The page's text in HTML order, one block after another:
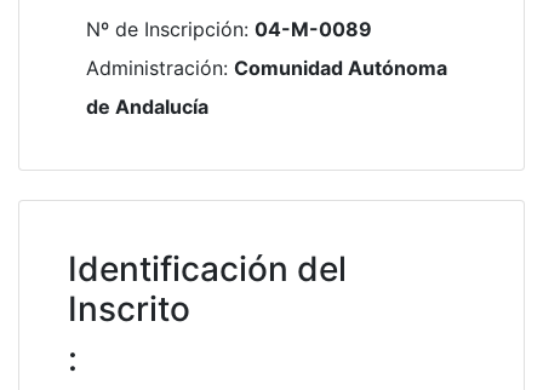
Nº de Inscripción: 04-M-0089
Administración: Comunidad Autónoma
de Andalucía
Identificación del
Inscrito
: